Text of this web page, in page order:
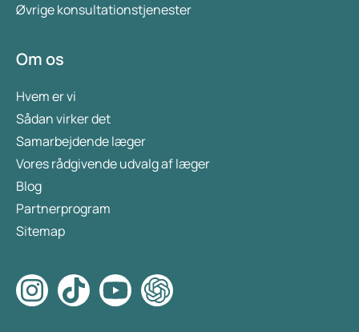
Øvrige konsultationstjenester
Om os
Hvem er vi
Sådan virker det
Samarbejdende læger
Vores rådgivende udvalg af læger
Blog
Partnerprogram
Sitemap